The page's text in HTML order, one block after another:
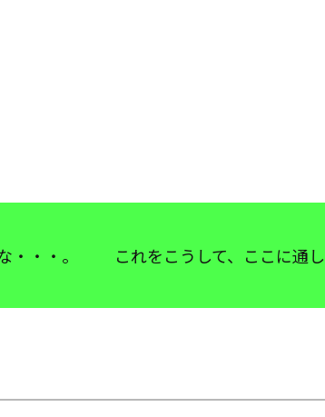
・・・。 これをこうして、ここに通し